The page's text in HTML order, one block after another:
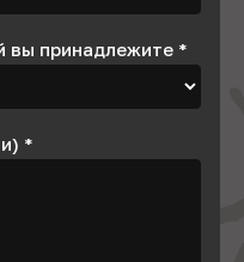
вы принадлежите *
*